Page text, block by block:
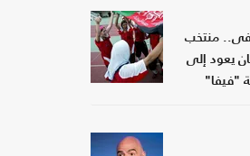
منتخب
يعود إلى
"فيفا"